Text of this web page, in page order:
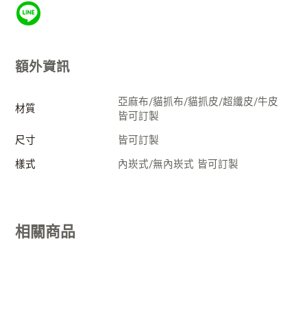
額外資訊
材質
亞麻布/貓抓布/貓抓皮/超纖皮/牛皮
皆可訂製
尺寸
皆可訂製
樣式
內崁式/無內崁式 皆可訂製
相關商品